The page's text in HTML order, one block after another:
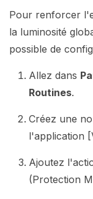
Pour renforcer
la luminosité
possible de
Allez dans
Routines.
Créez une
l'application
Ajoutez
(Protection